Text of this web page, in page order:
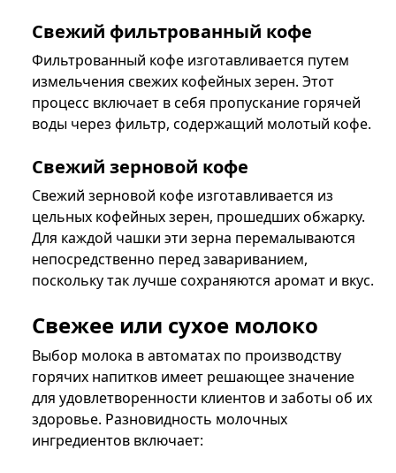
Свежий фильтрованный кофе
Фильтрованный кофе изготавливается путем
измельчения свежих кофейных зерен. Этот
процесс включает в себя пропускание горячей
воды через фильтр, содержащий молотый кофе.
Свежий зерновой кофе
Свежий зерновой кофе изготавливается из
цельных кофейных зерен, прошедших обжарку.
Для каждой чашки эти зерна перемалываются
непосредственно перед завариванием,
поскольку так лучше сохраняются аромат и вкус.
Свежее или сухое молоко
Выбор молока в автоматах по производству
горячих напитков имеет решающее значение
для удовлетворенности клиентов и заботы об их
здоровье. Разновидность молочных
ингредиентов включает: